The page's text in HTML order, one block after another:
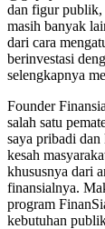
dan figur
masih banyak
dari cara
berinvestasi
selengkapnya
Founder
salah satu
saya pribadi
kesah
khususnya dari
finansialnya.
program
kebutuhan